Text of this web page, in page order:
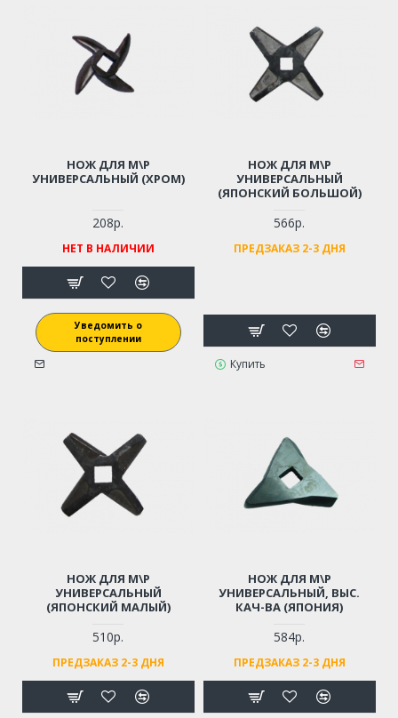
НОЖ ДЛЯ М\Р
УНИВЕРСАЛЬНЫЙ (ХРОМ)
208р.
НЕТ В НАЛИЧИИ
Уведомить о
поступлении
НОЖ ДЛЯ М\Р
УНИВЕРСАЛЬНЫЙ
(ЯПОНСКИЙ БОЛЬШОЙ)
566р.
ПРЕДЗАКАЗ 2-3 ДНЯ
Купить
НОЖ ДЛЯ М\Р
УНИВЕРСАЛЬНЫЙ
(ЯПОНСКИЙ МАЛЫЙ)
510р.
ПРЕДЗАКАЗ 2-3 ДНЯ
НОЖ ДЛЯ М\Р
УНИВЕРСАЛЬНЫЙ, ВЫС.
КАЧ-ВА (ЯПОНИЯ)
584р.
ПРЕДЗАКАЗ 2-3 ДНЯ